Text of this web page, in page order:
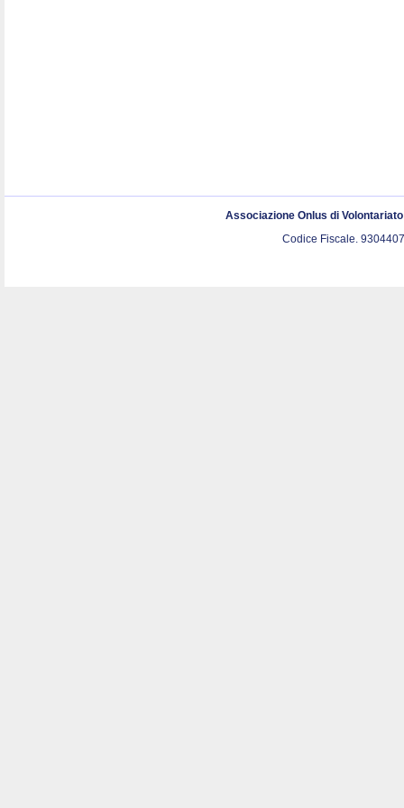
Associazione Onlus di
Codice Fiscale.